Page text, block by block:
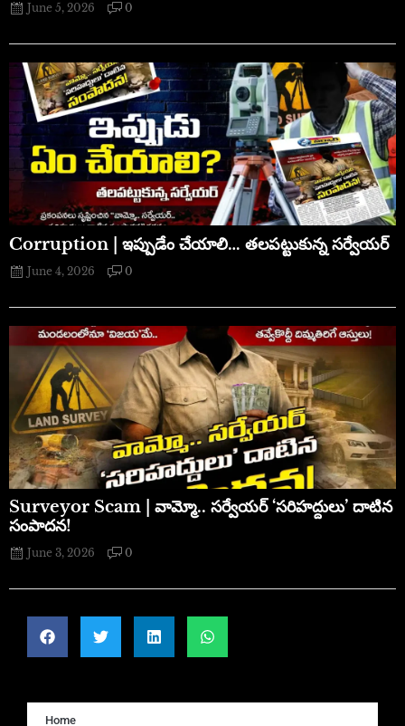
June 5, 2026 0
Corruption | ఇప్పుడేం చేయాలి… తలపట్టుకున్న సర్వేయర్
June 4, 2026 0
​Surveyor Scam | వామ్మో.. సర్వేయర్ ‘సరిహద్దులు’ దాటిన
సంపాదన!
June 3, 2026 0
Home